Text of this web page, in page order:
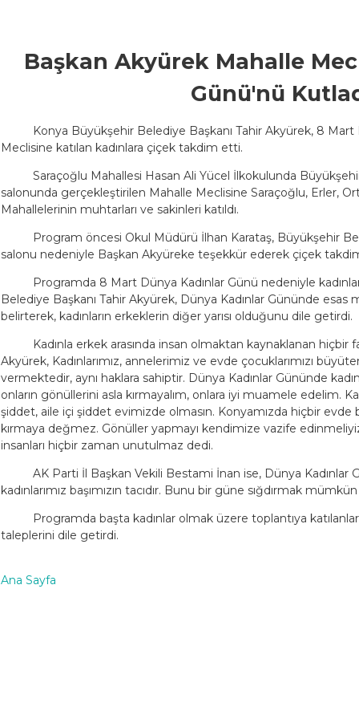
Başkan Akyürek Mahalle
Günü'nü
Konya Büyükşehir Belediye Başkanı Tahir Akyürek, 8 Mart
Meclisine katılan kadınlara çiçek takdim etti.
Saraçoğlu Mahallesi Hasan Ali Yücel İlkokulunda
salonunda gerçekleştirilen Mahalle Meclisine Saraçoğlu, Erler,
Mahallelerinin muhtarları ve sakinleri katıldı.
Program öncesi Okul Müdürü İlhan Karataş, Büyükşehir
salonu nedeniyle Başkan Akyüreke teşekkür ederek çiçek
Programda 8 Mart Dünya Kadınlar Günü nedeniyle
Belediye Başkanı Tahir Akyürek, Dünya Kadınlar Gününde
belirterek, kadınların erkeklerin diğer yarısı olduğunu dile getirdi.
Kadınla erkek arasında insan olmaktan kaynaklanan hiçbir
Akyürek, Kadınlarımız, annelerimiz ve evde çocuklarımızı
vermektedir, aynı haklara sahiptir. Dünya Kadınlar Gününde
onların gönüllerini asla kırmayalım, onlara iyi muamele edelim.
şiddet, aile içi şiddet evimizde olmasın. Konyamızda hiçbir
kırmaya değmez. Gönüller yapmayı kendimize vazife
insanları hiçbir zaman unutulmaz dedi.
AK Parti İl Başkan Vekili Bestami İnan ise, Dünya Kadınlar
kadınlarımız başımızın tacıdır. Bunu bir güne sığdırmak
Programda başta kadınlar olmak üzere toplantıya
taleplerini dile getirdi.
Ana Sayfa